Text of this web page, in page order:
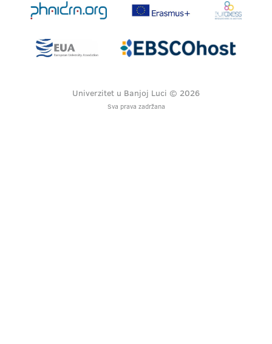
Univerzitet u Banjoj Luci © 2026
Sva prava zadržana